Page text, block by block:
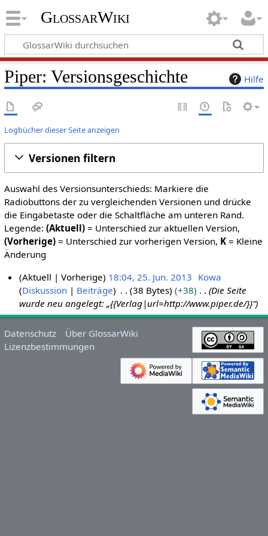
GlossarWiki
Hilfe
Piper: Versionsgeschichte
Logbücher dieser Seite anzeigen
Versionen filtern
Auswahl des Versionsunterschieds: Markiere die
Radiobuttons der zu vergleichenden Versionen und drücke
die Eingabetaste oder die Schaltfläche am unteren Rand.
Legende: (Aktuell)= Unterschied zur aktuellen Version,
(Vorherige)= Unterschied zur vorherigen Version, K= Kleine
Änderung
.
J
u
Aktuell Vorherige 18:04, 25. Jun. 2013 Kowa
Diskussion
Beiträge 38 Bytes +38
Die Seite
wurde neu angelegt: „{{Verlag|url=http://www.piper.de/‎}}“
Datenschutz
Über GlossarWiki
Lizenzbestimmungen